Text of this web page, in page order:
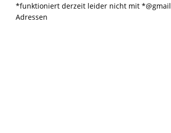
*funktioniert derzeit leider nicht mit *@gmail
Adressen